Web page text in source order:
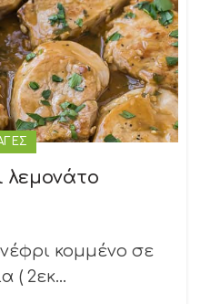
κομμένο σε
( 2εκ...